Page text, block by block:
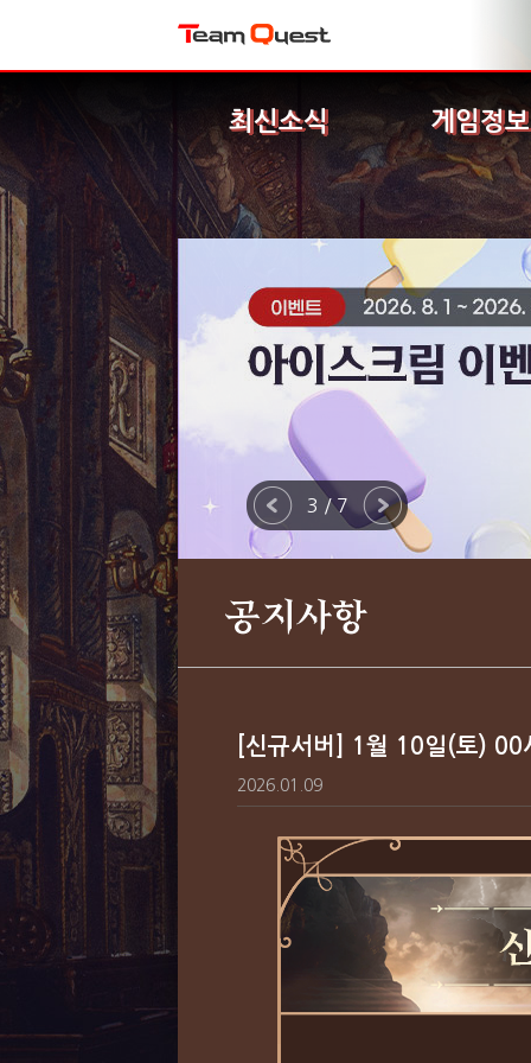
최신소식 게임정보
3 / 7
공지사항
[신규서버] 1월 10일(토)
2026.01.09